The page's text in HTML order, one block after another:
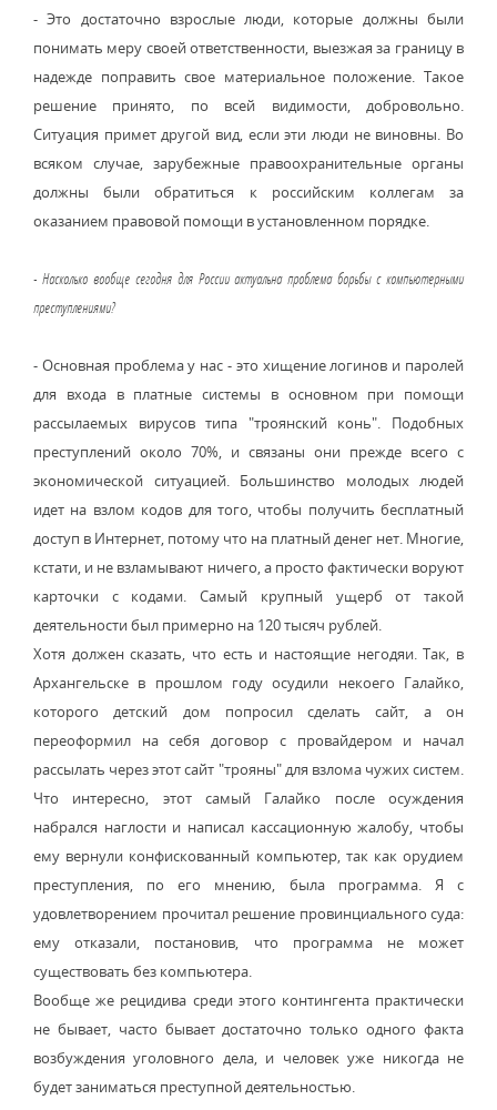
- Это достаточно взрослые люди, которые должны были
понимать меру своей ответственности, выезжая за границу в
надежде поправить свое материальное положение. Такое
решение принято, по всей видимости, добровольно.
Ситуация примет другой вид, если эти люди не виновны. Во
всяком случае, зарубежные правоохранительные органы
должны были обратиться к российским коллегам за
оказанием правовой помощи в установленном порядке.
- Насколько вообще сегодня для России актуальна проблема борьбы с компьютерными
преступлениями?
- Основная проблема у нас - это хищение логинов и паролей
для входа в платные системы в основном при помощи
рассылаемых вирусов типа "троянский конь". Подобных
преступлений около 70%, и связаны они прежде всего с
экономической ситуацией. Большинство молодых людей
идет на взлом кодов для того, чтобы получить бесплатный
доступ в Интернет, потому что на платный денег нет. Многие,
кстати, и не взламывают ничего, а просто фактически воруют
карточки с кодами. Самый крупный ущерб от такой
деятельности был примерно на 120 тысяч рублей.
Хотя должен сказать, что есть и настоящие негодяи. Так, в
Архангельске в прошлом году осудили некоего Галайко,
которого детский дом попросил сделать сайт, а он
переоформил на себя договор с провайдером и начал
рассылать через этот сайт "трояны" для взлома чужих систем.
Что интересно, этот самый Галайко после осуждения
набрался наглости и написал кассационную жалобу, чтобы
ему вернули конфискованный компьютер, так как орудием
преступления, по его мнению, была программа. Я с
удовлетворением прочитал решение провинциального суда:
ему отказали, постановив, что программа не может
существовать без компьютера.
Вообще же рецидива среди этого контингента практически
не бывает, часто бывает достаточно только одного факта
возбуждения уголовного дела, и человек уже никогда не
будет заниматься преступной деятельностью.